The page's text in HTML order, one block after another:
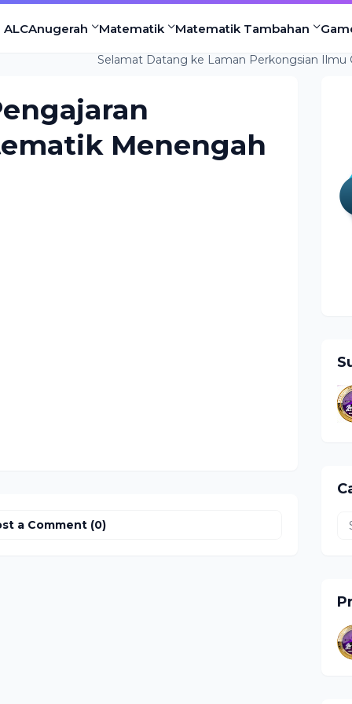
Anugerah Matematik Matematik Tambahan
Selamat Datang ke Laman Perkongsian Ilmu Cikgu Ah
Menengah
a Comment (0)